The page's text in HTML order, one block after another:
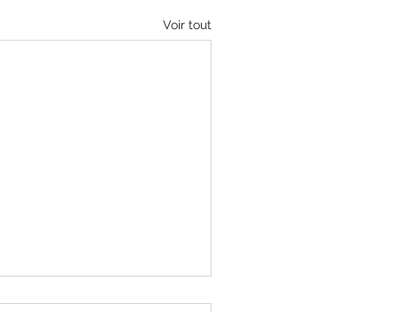
Voir tout